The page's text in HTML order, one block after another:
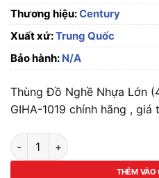
Thương hiệu:Century
Xuất xứ:Trung Quốc
Bảo hành: N/A
Thùng Đồ Nghề Nhựa Lớn
GIHA-1019 chính hãng , giá
Thùng Đồ Nghề Nhựa Lớn
THÊM VÀO